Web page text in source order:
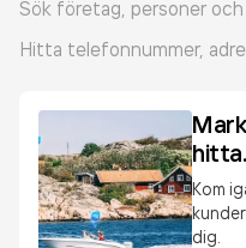
Sök företag, personer och
Hitta telefonnummer,
Kom
dig.